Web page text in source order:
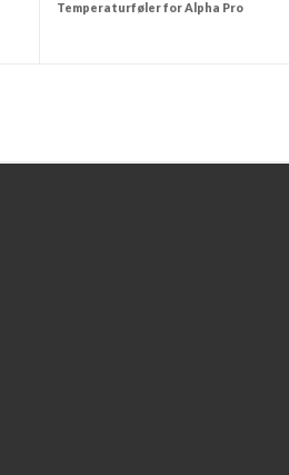
Temperaturføler for Alpha Pro